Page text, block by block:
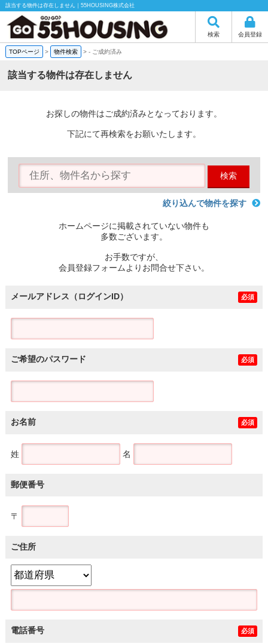
該当する物件は存在しません｜55HOUSING株式会社
検索 会員登録
TOPページ > 物件検索 >- ご成約済み
該当する物件は存在しません
お探しの物件はご成約済みとなっております。
下記にて再検索をお願いたします。
検索
絞り込んで物件を探す
ホームページに掲載されていない物件も
多数ございます。
お手数ですが、
会員登録フォームよりお問合せ下さい。
メールアドレス（ログインID） 必須
ご希望のパスワード 必須
お名前 必須
姓 名
郵便番号
〒
ご住所
電話番号 必須